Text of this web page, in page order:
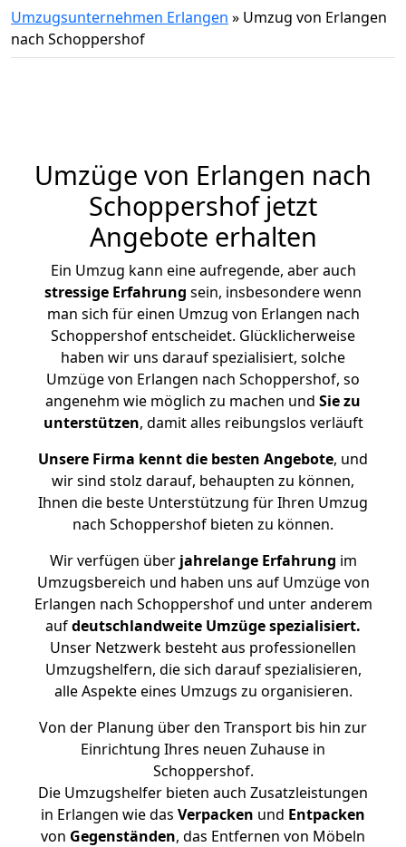
Umzugsunternehmen Erlangen » Umzug von Erlangen
nach Schoppershof
Umzüge von Erlangen nach
Schoppershof jetzt
Angebote erhalten
Ein Umzug kann eine aufregende, aber auch
stressige Erfahrung sein, insbesondere wenn
man sich für einen Umzug von Erlangen nach
Schoppershof entscheidet. Glücklicherweise
haben wir uns darauf spezialisiert, solche
Umzüge von Erlangen nach Schoppershof, so
angenehm wie möglich zu machen und Sie zu
unterstützen, damit alles reibungslos verläuft
Unsere Firma kennt die besten Angebote, und
wir sind stolz darauf, behaupten zu können,
Ihnen die beste Unterstützung für Ihren Umzug
nach Schoppershof bieten zu können.
Wir verfügen überjahrelange Erfahrung im
Umzugsbereich und haben uns auf Umzüge von
Erlangen nach Schoppershof und unter anderem
aufdeutschlandweite Umzüge spezialisiert.
Unser Netzwerk besteht aus professionellen
Umzugshelfern, die sich darauf spezialisieren,
alle Aspekte eines Umzugs zu organisieren.
Von der Planung über den Transport bis hin zur
Einrichtung Ihres neuen Zuhause in
Schoppershof.
Die Umzugshelfer bieten auch Zusatzleistungen
in Erlangen wie das Verpacken und Entpacken
von Gegenständen, das Entfernen von Möbeln